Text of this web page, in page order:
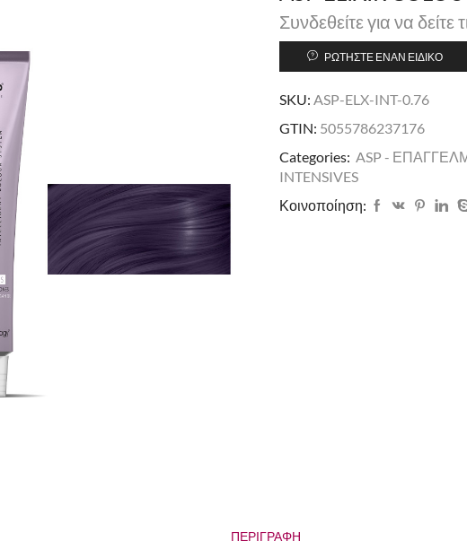
Συνδεθείτε για να δείτε
ΡΩΤΉΣΤΕ ΈΝΑΝ ΕΙΔΙΚΌ
SKU: ASP-ELX-INT-0.76
GTIN: 5055786237176
Categories: ASP -
INTENSIVES
Κοινοποίηση:
ΠΕΡΙΓΡΑΦΉ